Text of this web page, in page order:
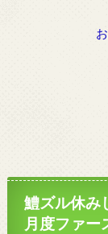
鱧ズル休み
月度ファー